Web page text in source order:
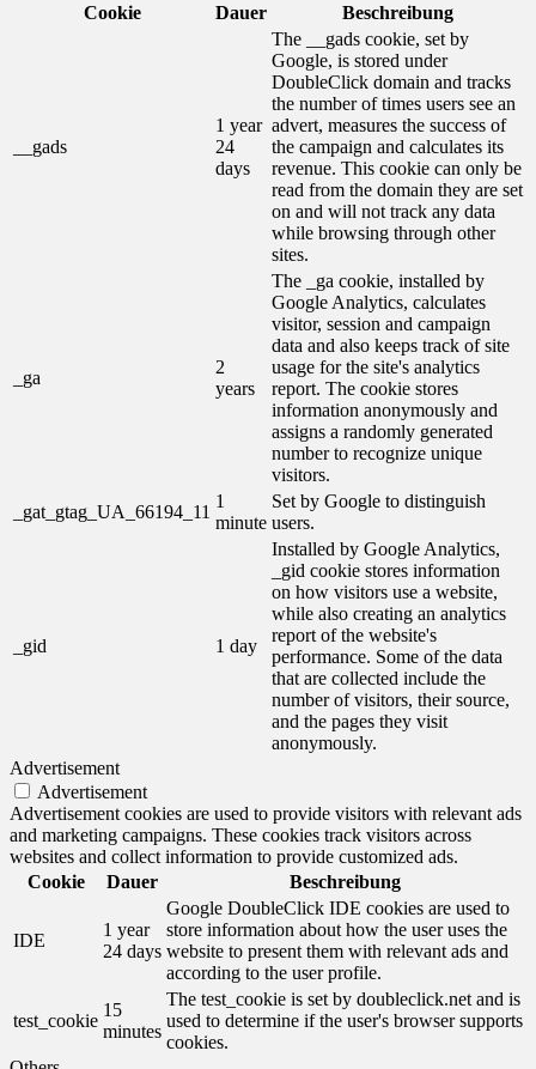
Cookie
Dauer Beschreibung
__gads
1 year
24
days
The __gads cookie, set by
Google, is stored under
DoubleClick domain and tracks
the number of times users see an
advert, measures the success of
the campaign and calculates its
revenue. This cookie can only be
read from the domain they are set
on and will not track any data
while browsing through other
sites.
_ga
2
years
The _ga cookie, installed by
Google Analytics, calculates
visitor, session and campaign
data and also keeps track of site
usage for the site's analytics
report. The cookie stores
information anonymously and
assigns a randomly generated
number to recognize unique
visitors.
_gat_gtag_UA_66194_11
1
minute
Set by Google to distinguish
users.
_gid 1 day
Installed by Google Analytics,
_gid cookie stores information
on how visitors use a website,
while also creating an analytics
report of the website's
performance. Some of the data
that are collected include the
number of visitors, their source,
and the pages they visit
anonymously.
Advertisement
Advertisement
Advertisement cookies are used to provide visitors with relevant ads
and marketing campaigns. These cookies track visitors across
websites and collect information to provide customized ads.
Cookie
Dauer Beschreibung
IDE
1 year
24 days
Google DoubleClick IDE cookies are used to
store information about how the user uses the
website to present them with relevant ads and
according to the user profile.
test_cookie
15
minutes
The test_cookie is set by doubleclick.net and is
used to determine if the user's browser supports
cookies.